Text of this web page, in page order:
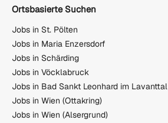
Ortsbasierte Suchen
Jobs in St. Pölten
Jobs in Maria Enzersdorf
Jobs in Schärding
Jobs in Vöcklabruck
Jobs in Bad Sankt Leonhard im Lavanttal
Jobs in Wien (Ottakring)
Jobs in Wien (Alsergrund)